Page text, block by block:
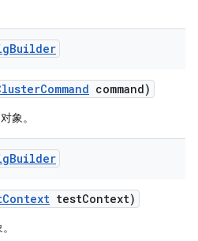
Builder
Command command)
对象。
Builder
Context testContext)